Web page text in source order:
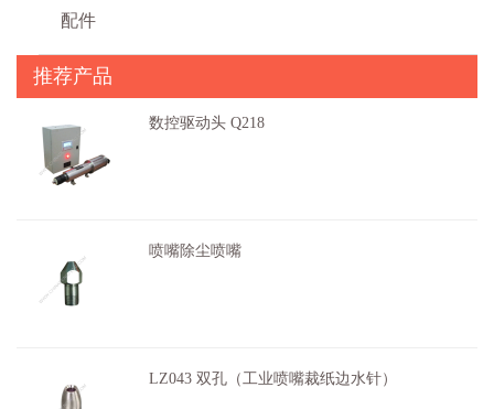
配件
推荐产品
数控驱动头 Q218
喷嘴除尘喷嘴
LZ043 双孔（工业喷嘴裁纸边水针）